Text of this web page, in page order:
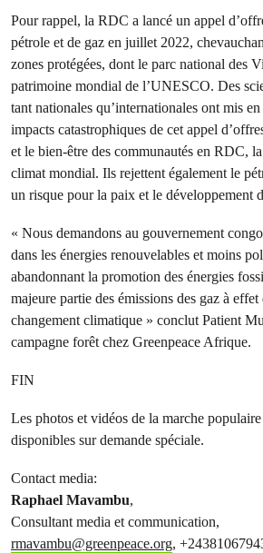
Pour rappel, la RDC a lancé un appel
pétrole et de gaz en juillet 2022,
zones protégées, dont le parc national des
patrimoine mondial de l’UNESCO. Des
tant nationales qu’internationales ont mis
impacts catastrophiques de cet appel
et le bien-être des communautés en RDC,
climat mondial. Ils rejettent également le
un risque pour la paix et le développement
« Nous demandons au gouvernement
dans les énergies renouvelables et moins
abandonnant la promotion des énergies
majeure partie des émissions des gaz à effet
changement climatique » conclut Patient
campagne forêt chez Greenpeace Afrique.
FIN
Les photos et vidéos de la marche
disponibles sur demande spéciale.
Contact media:
Raphael Mavambu,
Consultant media et communication,
rmavambu@greenpeace.org,